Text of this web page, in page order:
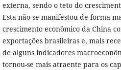
externa, sendo o teto do
Esta não se manifestou de forma
crescimento econômico da China
exportações brasileiras e, mais
de alguns indicadores
tornou-se mais atraente para os